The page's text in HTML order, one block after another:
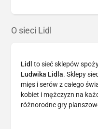
O sieci Lidl
Lidl to sieć sklepów
Ludwika Lidla. Sklepy
mięs i serów z całego
kobiet i mężczyzn na
różnorodne gry